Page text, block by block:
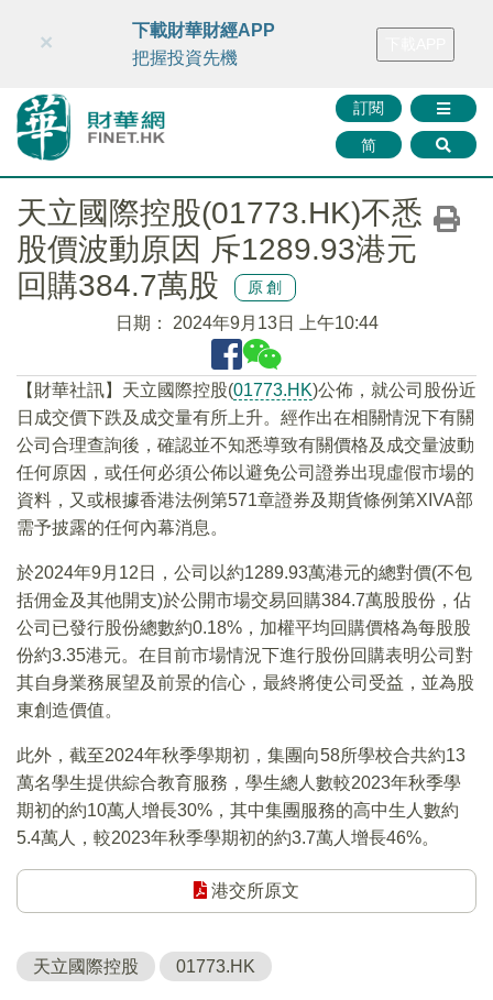
財華智庫網 FINTV FINMETA 財華證券 媒體矩陣
訂閱
简
×
下載財華財經APP
把握投資先機
天立國際控股(01773.HK)不悉
股價波動原因 斥1289.93港元
回購384.7萬股
原創
日期： 2024年9月13日 上午10:44
【財華社訊】天立國際控股(01773.HK)公佈，就公司股份近
日成交價下跌及成交量有所上升。經作出在相關情況下有關
公司合理查詢後，確認並不知悉導致有關價格及成交量波動
任何原因，或任何必須公佈以避免公司證券出現虛假市場的
資料，又或根據香港法例第571章證券及期貨條例第XIVA部
需予披露的任何內幕消息。
於2024年9月12日，公司以約1289.93萬港元的總對價(不包
括佣金及其他開支)於公開市場交易回購384.7萬股股份，佔
公司已發行股份總數約0.18%，加權平均回購價格為每股股
份約3.35港元。在目前市場情況下進行股份回購表明公司對
其自身業務展望及前景的信心，最終將使公司受益，並為股
東創造價值。
此外，截至2024年秋季學期初，集團向58所學校合共約13
萬名學生提供綜合教育服務，學生總人數較2023年秋季學
期初的約10萬人增長30%，其中集團服務的高中生人數約
5.4萬人，較2023年秋季學期初的約3.7萬人增長46%。
港交所原文
天立國際控股 01773.HK